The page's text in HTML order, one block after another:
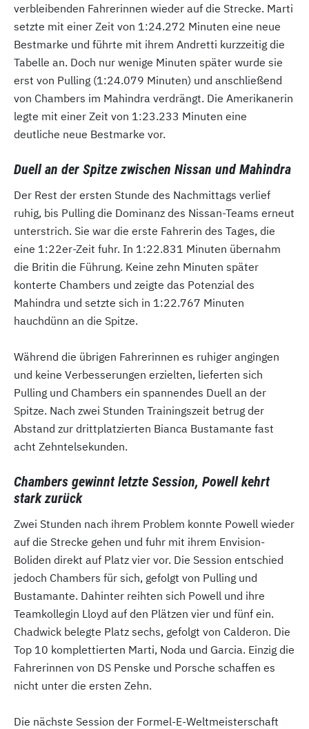
verbleibenden Fahrerinnen wieder auf die Strecke. Marti
setzte mit einer Zeit von 1:24.272 Minuten eine neue
Bestmarke und führte mit ihrem Andretti kurzzeitig die
Tabelle an. Doch nur wenige Minuten später wurde sie
erst von Pulling (1:24.079 Minuten) und anschließend
von Chambers im Mahindra verdrängt. Die Amerikanerin
legte mit einer Zeit von 1:23.233 Minuten eine
deutliche neue Bestmarke vor.
Duell an der Spitze zwischen Nissan und Mahindra
Der Rest der ersten Stunde des Nachmittags verlief
ruhig, bis Pulling die Dominanz des Nissan-Teams erneut
unterstrich. Sie war die erste Fahrerin des Tages, die
eine 1:22er-Zeit fuhr. In 1:22.831 Minuten übernahm
die Britin die Führung. Keine zehn Minuten später
konterte Chambers und zeigte das Potenzial des
Mahindra und setzte sich in 1:22.767 Minuten
hauchdünn an die Spitze.
Während die übrigen Fahrerinnen es ruhiger angingen
und keine Verbesserungen erzielten, lieferten sich
Pulling und Chambers ein spannendes Duell an der
Spitze. Nach zwei Stunden Trainingszeit betrug der
Abstand zur drittplatzierten Bianca Bustamante fast
acht Zehntelsekunden.
Chambers gewinnt letzte Session, Powell kehrt
stark zurück
Zwei Stunden nach ihrem Problem konnte Powell wieder
auf die Strecke gehen und fuhr mit ihrem Envision-
Boliden direkt auf Platz vier vor. Die Session entschied
jedoch Chambers für sich, gefolgt von Pulling und
Bustamante. Dahinter reihten sich Powell und ihre
Teamkollegin Lloyd auf den Plätzen vier und fünf ein.
Chadwick belegte Platz sechs, gefolgt von Calderon. Die
Top 10 komplettierten Marti, Noda und Garcia. Einzig die
Fahrerinnen von DS Penske und Porsche schaffen es
nicht unter die ersten Zehn.
Die nächste Session der Formel-E-Weltmeisterschaft